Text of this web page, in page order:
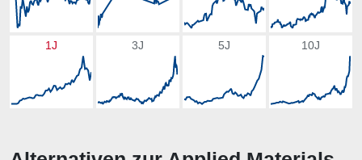
1J 3J 5J 10J